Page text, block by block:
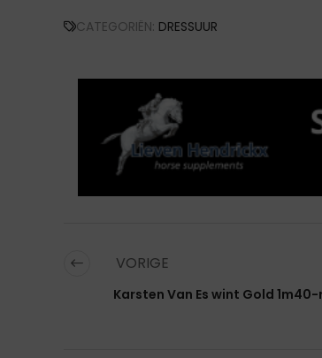
CATEGORIËN: DRESSUUR
VORIGE
Karsten Van Es wint Gold